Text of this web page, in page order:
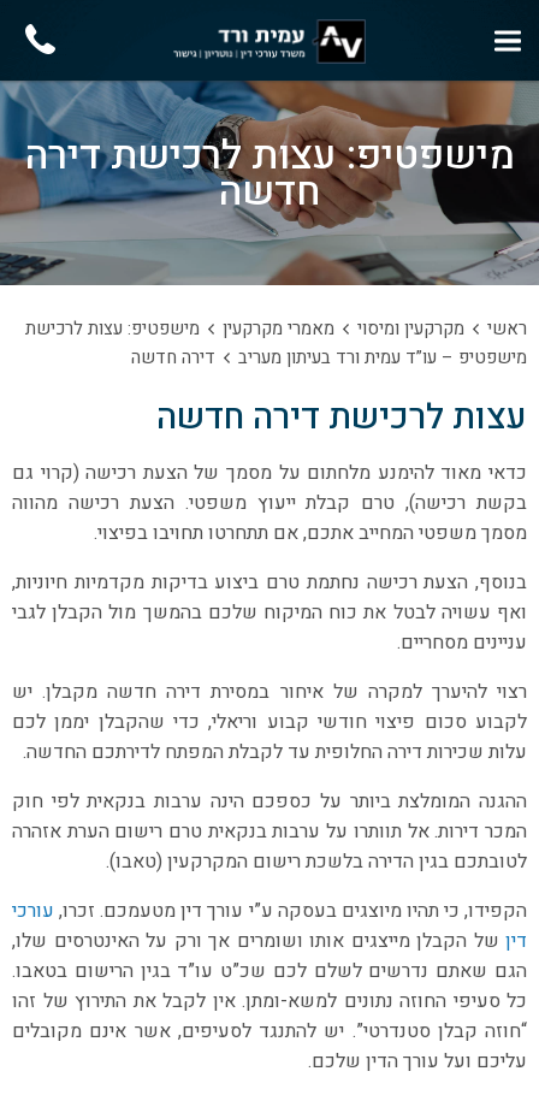
מישפטיפ: עצות לרכישת דירה
חדשה
ראשי מקרקעין ומיסוי
מאמרי מקרקעין
מישפטיפ – עו”ד עמית ורד בעיתון מעריב
מישפטיפ: עצות לרכישת
דירה חדשה
עצות לרכישת דירה חדשה
כדאי מאוד להימנע מלחתום על מסמך של הצעת רכישה (קרוי גם
בקשת רכישה), טרם קבלת ייעוץ משפטי. הצעת רכישה מהווה
מסמך משפטי המחייב אתכם, אם תתחרטו תחויבו בפיצוי.
בנוסף, הצעת רכישה נחתמת טרם ביצוע בדיקות מקדמיות חיוניות,
ואף עשויה לבטל את כוח המיקוח שלכם בהמשך מול הקבלן לגבי
עניינים מסחריים.
רצוי להיערך למקרה של איחור במסירת דירה חדשה מקבלן. יש
לקבוע סכום פיצוי חודשי קבוע וריאלי, כדי שהקבלן יממן לכם
עלות שכירות דירה החלופית עד לקבלת המפתח לדירתכם החדשה.
ההגנה המומלצת ביותר על כספכם הינה ערבות בנקאית לפי חוק
המכר דירות. אל תוותרו על ערבות בנקאית טרם רישום הערת אזהרה
לטובתכם בגין הדירה בלשכת רישום המקרקעין (טאבו).
הקפידו, כי תהיו מיוצגים בעסקה ע”י עורך דין מטעמכם. זכרו, עורכי
דין של הקבלן מייצגים אותו ושומרים אך ורק על האינטרסים שלו,
הגם שאתם נדרשים לשלם לכם שכ”ט עו”ד בגין הרישום בטאבו.
כל סעיפי החוזה נתונים למשא-ומתן. אין לקבל את התירוץ של זהו
“חוזה קבלן סטנדרטי”. יש להתנגד לסעיפים, אשר אינם מקובלים
עליכם ועל עורך הדין שלכם.